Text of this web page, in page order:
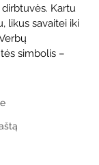
Kartu
likus savaitei iki
simbolis –